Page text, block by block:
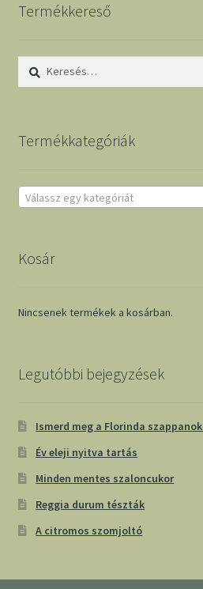
Termékkereső
Keresés:
Termékkategóriák
Válassz egy kategóriát
Kosár
Nincsenek termékek a kosárban.
Legutóbbi bejegyzések
Ismerd meg a Florinda
Év eleji nyitva tartás
Minden mentes szaloncukor
Reggia durum tészták
A citromos szomjoltó